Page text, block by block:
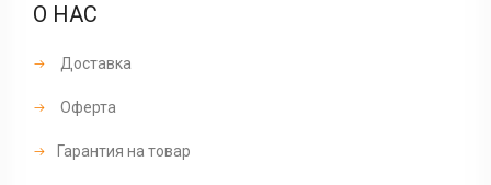
О НАС
Доставка
Оферта
Гарантия на товар